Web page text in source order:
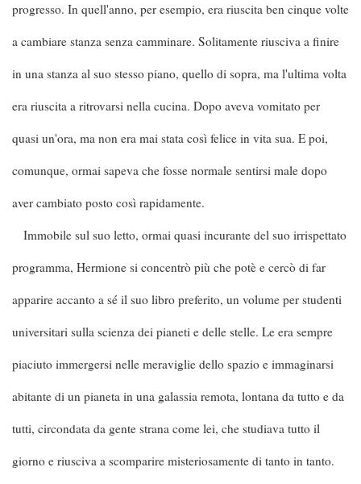
progresso. In quell'anno, per esempio, era riuscita ben cinque volte
a cambiare stanza senza camminare. Solitamente riusciva a finire
in una stanza al suo stesso piano, quello di sopra, ma l'ultima volta
era riuscita a ritrovarsi nella cucina. Dopo aveva vomitato per
quasi un'ora, ma non era mai stata così felice in vita sua. E poi,
comunque, ormai sapeva che fosse normale sentirsi male dopo
aver cambiato posto così rapidamente.
Immobile sul suo letto, ormai quasi incurante del suo irrispettato
programma, Hermione si concentrò più che potè e cercò di far
apparire accanto a sé il suo libro preferito, un volume per studenti
universitari sulla scienza dei pianeti e delle stelle. Le era sempre
piaciuto immergersi nelle meraviglie dello spazio e immaginarsi
abitante di un pianeta in una galassia remota, lontana da tutto e da
tutti, circondata da gente strana come lei, che studiava tutto il
giorno e riusciva a scomparire misteriosamente di tanto in tanto.